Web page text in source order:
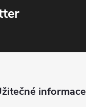
informace